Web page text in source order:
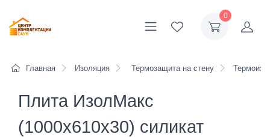
0
Главная Изоляция Термозащита на стену
Плита ИзолМакс
(1000х610х30) силикат